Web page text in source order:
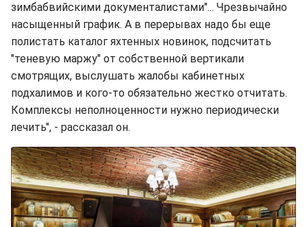
зимбабвийскими документалистами"... Чрезвычайно
насыщенный график. А в перерывах надо бы еще
полистать каталог яхтенных новинок, подсчитать
"теневую маржу" от собственной вертикали
смотрящих, выслушать жалобы кабинетных
подхалимов и кого-то обязательно жестко отчитать.
Комплексы неполноценности нужно периодически
лечить", - рассказал он.